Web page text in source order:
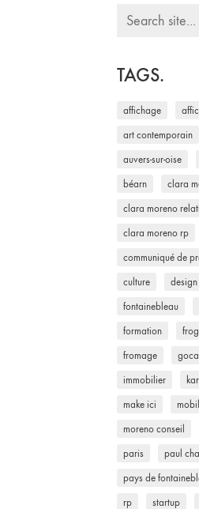
Search
TAGS.
affichage
art contemporain
auvers-sur-oise
béarn clara
clara moreno
clara moreno rp
communiqué de
culture design
fontainebleau
formation frog
fromage
immobilier
make ici
moreno conseil
paris paul
pays de
rp startup